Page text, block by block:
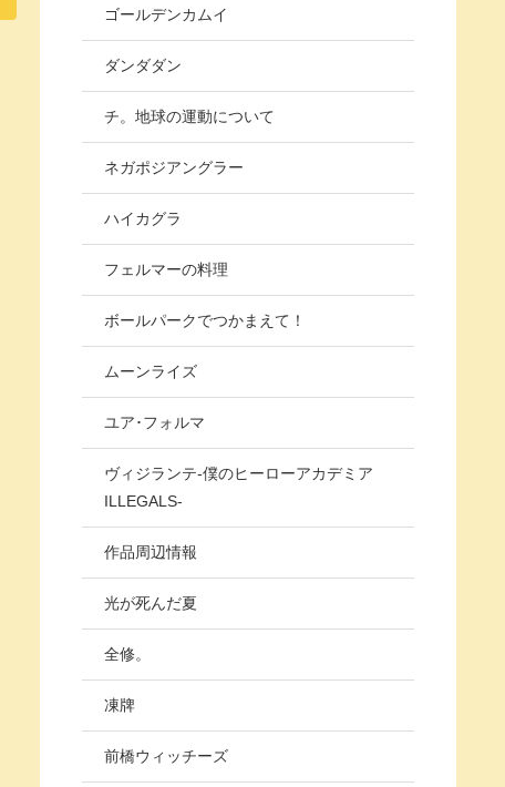
ゴールデンカムイ
ダンダダン
チ。地球の運動について
ネガポジアングラー
ハイカグラ
フェルマーの料理
ボールパークでつかまえて！
ムーンライズ
ユア･フォルマ
ヴィジランテ-僕のヒーローアカデミア
ILLEGALS-
作品周辺情報
光が死んだ夏
全修。
凍牌
前橋ウィッチーズ